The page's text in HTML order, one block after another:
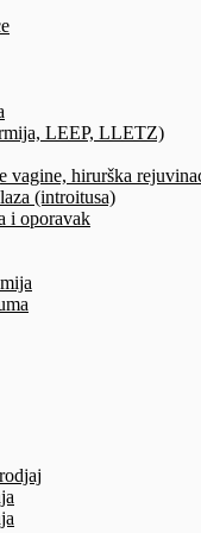
LEEP, LLETZ)
vagine, hirurška
(introitusa)
i oporavak